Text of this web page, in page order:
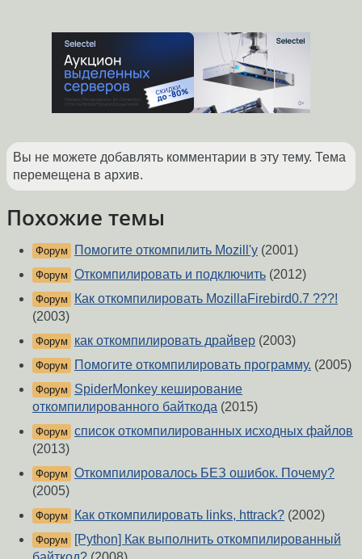
Вы не можете добавлять комментарии в эту тему. Тема
перемещена в архив.
Похожие темы
Форум Помогите откомпилить Mozill'у (2001)
Форум Откомпилировать и подключить (2012)
Форум
Как откомпилировать MozillaFirebird0.7 ???!
(2003)
Форум как откомпилировать драйвер (2003)
Форум Помогите откомпилировать программу. (2005)
Форум
SpiderMonkey кеширование
откомпилированного байткода (2015)
Форум список откомпилированных исходных файлов
(2013)
Форум Откомпилировалось БЕЗ ошибок. Почему?
(2005)
Форум Как откомпилировать links, httrack? (2002)
Форум
[Python] Как выполнить откомпилированный